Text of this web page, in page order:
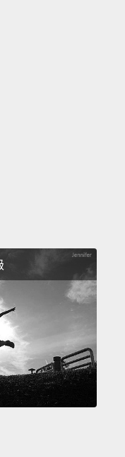
Dr. Nicholas Dodman:
not the whole
And golden's actually
Parade,
Dr. Nicholas Dodman:現
全部的品種，但是你必
咬人排行榜上排名第三